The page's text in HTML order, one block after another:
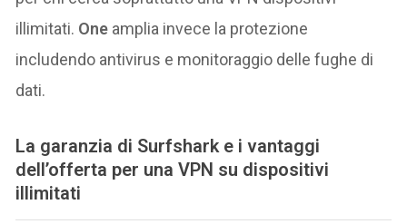
illimitati. One amplia invece la protezione
includendo antivirus e monitoraggio delle fughe di
dati.
La garanzia di Surfshark e i vantaggi
dell’offerta per una VPN su dispositivi
illimitati